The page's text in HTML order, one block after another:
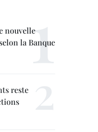
nouvelle
la Banque
reste